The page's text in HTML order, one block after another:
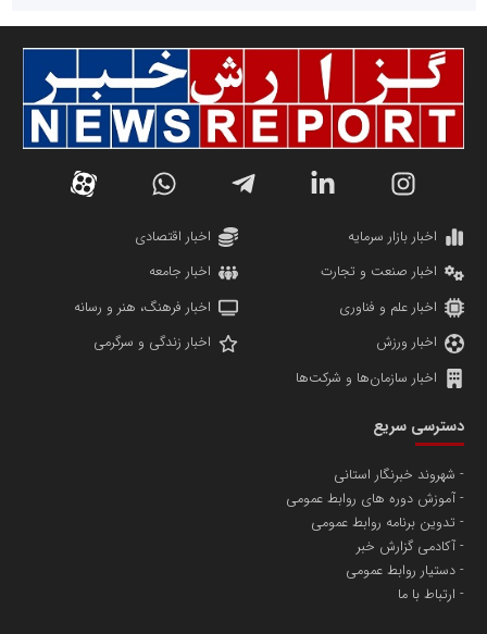
دانشگاه سئوی ایران
پایگاه اطلاع رسانی اعتلای نهادهای مردمی
سازمان صنعت،معدن و تجارت
تامین آهن اسفنجی تولیدکنندگان فولاد در کشور
مریم حاج نوروز نظری
مسعودصادقی
اخبار بازار سرمایه
اخبار اقتصادی
اخبار صنعت و تجارت
اخبار جامعه
اخبار علم و فناوری
اخبار فرهنگ، هنر و رسانه
اخبار ورزش
اخبار زندگی و سرگرمی
اخبار سازمان‌ها و شرکت‌ها
دسترسی سریع
شهروند خبرنگار استانی
آموزش دوره های روابط عمومی
تدوین برنامه روابط عمومی
آکادمی گزارش خبر
دستیار روابط عمومی
ارتباط با ما